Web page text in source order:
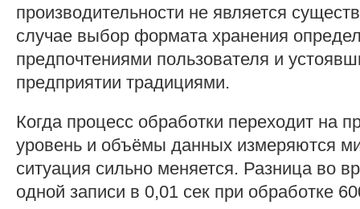
производительности не является
случае выбор формата хранения
предпочтениями пользователя и
предприятии традициями.
Когда процесс обработки переходит на
уровень и объёмы данных измеряются
ситуация сильно меняется. Разница во
одной записи в 0,01 сек при обработке